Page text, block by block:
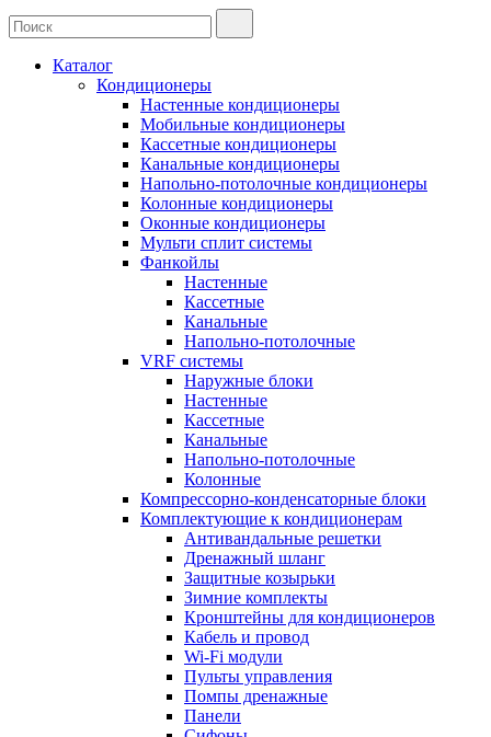
Каталог
Кондиционеры
Настенные кондиционеры
Мобильные кондиционеры
Кассетные кондиционеры
Канальные кондиционеры
Напольно-потолочные кондиционеры
Колонные кондиционеры
Оконные кондиционеры
Мульти сплит системы
Фанкойлы
Настенные
Кассетные
Канальные
Напольно-потолочные
VRF системы
Наружные блоки
Настенные
Кассетные
Канальные
Напольно-потолочные
Колонные
Компрессорно-конденсаторные блоки
Комплектующие к кондиционерам
Антивандальные решетки
Дренажный шланг
Защитные козырьки
Зимние комплекты
Кронштейны для кондиционеров
Кабель и провод
Wi-Fi модули
Пульты управления
Помпы дренажные
Панели